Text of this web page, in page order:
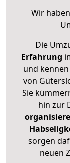
Wir
Die
Erfahrung
und
von
Sie
hin zur
sorgen
neuen